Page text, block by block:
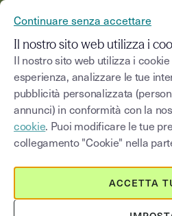
FIRMA
Firma un
la nostra
Vuoi firmare un PDF
scansionarlo? Con
elettronica legalmente
Continuare senza accettare
Il nostro sito web utilizza i
Il nostro sito web utilizza i
esperienza, analizzare le tue
pubblicità personalizzata
annunci) in conformità con la
cookie. Puoi modificare le tue
collegamento "Cookie" nella
ACCETTA